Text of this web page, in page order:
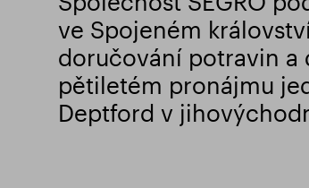
ve Spojeném
doručování potravin a
pětiletém pronájmu
Deptford v